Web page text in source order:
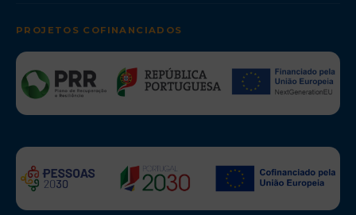
PROJETOS COFINANCIADOS